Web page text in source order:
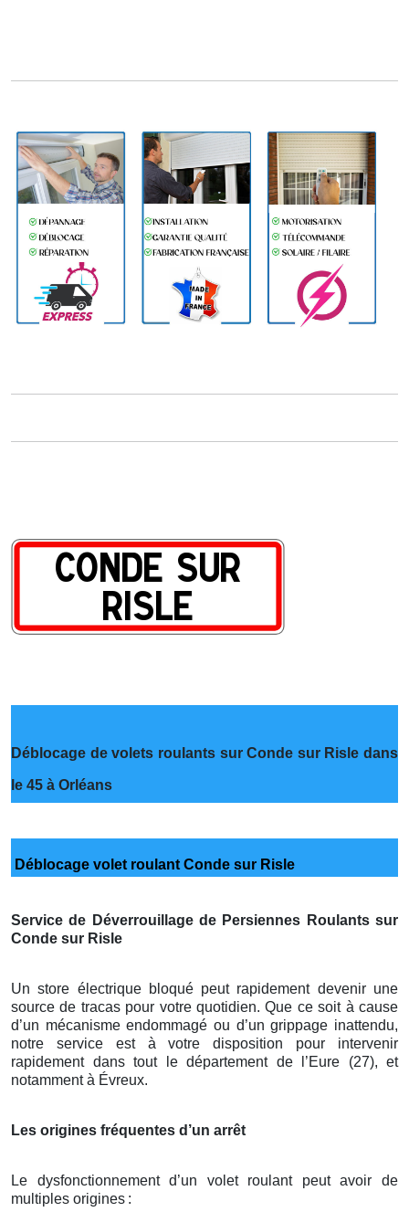
Déblocage de volets roulants sur Conde sur Risle dans
le 45 à Orléans
Déblocage volet roulant Conde sur Risle
Service de Déverrouillage de Persiennes Roulants sur
Conde sur Risle
Un store électrique bloqué peut rapidement devenir une
source de tracas pour votre quotidien. Que ce soit à cause
d’un mécanisme endommagé ou d’un grippage inattendu,
notre service est à votre disposition pour intervenir
rapidement dans tout le département de l’Eure (27), et
notamment à Évreux.
Les origines fréquentes d’un arrêt
Le dysfonctionnement d’un volet roulant peut avoir de
multiples origines :